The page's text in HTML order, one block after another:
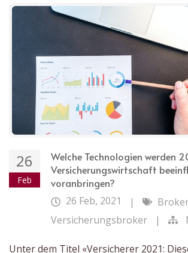
26
Feb
Welche Technologien werden
Versicherungswirtschaft
voranbringen?
26 Feb, 2021
|
Versicherungsbroker
|
Unter dem Titel «Versicherer 2021: